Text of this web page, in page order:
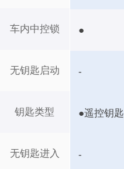
车内中控锁
无钥匙启动
钥匙类型
无钥匙进入
●
-
●遥控钥匙
-